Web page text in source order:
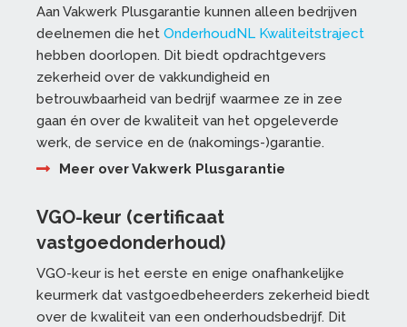
Aan Vakwerk Plusgarantie kunnen alleen bedrijven
deelnemen die het OnderhoudNL Kwaliteitstraject
hebben doorlopen. Dit biedt opdrachtgevers
zekerheid over de vakkundigheid en
betrouwbaarheid van bedrijf waarmee ze in zee
gaan én over de kwaliteit van het opgeleverde
werk, de service en de (nakomings-)garantie.
Meer over Vakwerk Plusgarantie
VGO-keur (certificaat
vastgoedonderhoud)
VGO-keur is het eerste en enige onafhankelijke
keurmerk dat vastgoedbeheerders zekerheid biedt
over de kwaliteit van een onderhoudsbedrijf. Dit